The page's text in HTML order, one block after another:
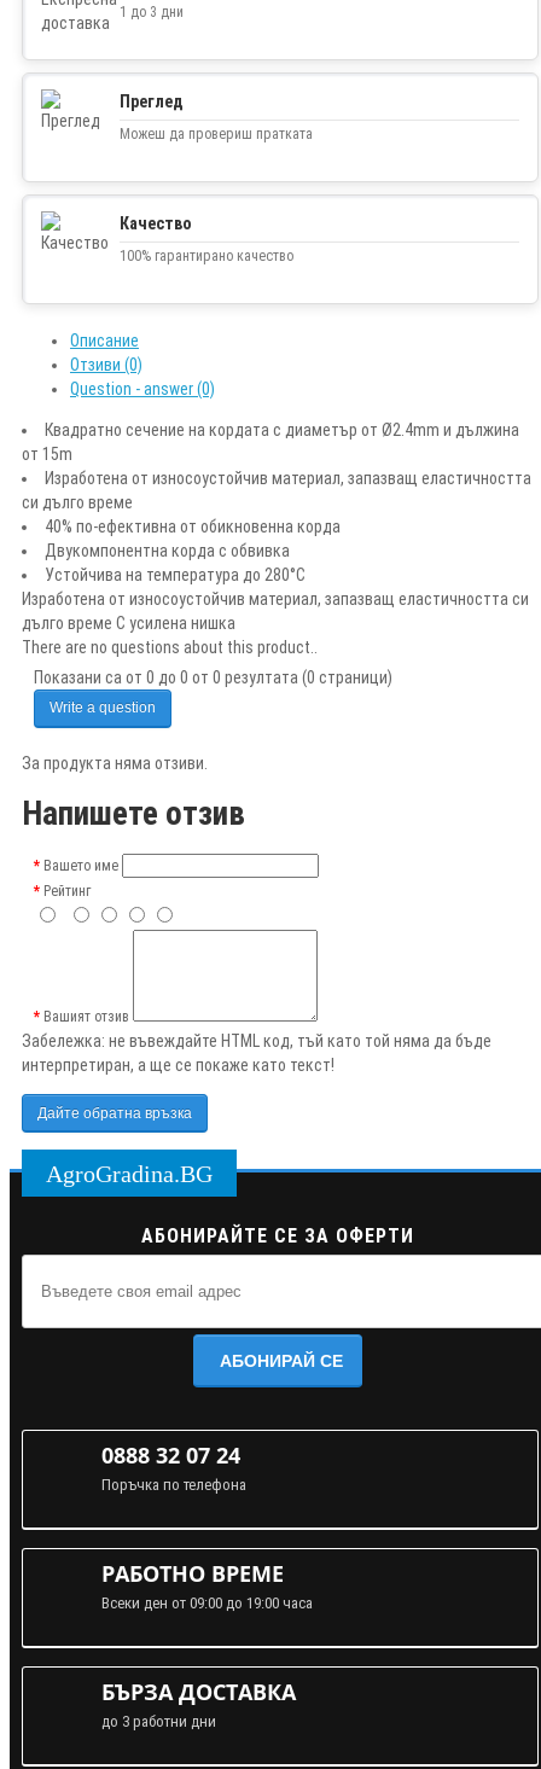
1 до 3 дни
Преглед
Можеш да провериш пратката
Качество
100% гарантирано качество
Описание
Отзиви (0)
Question - answer (0)
Квадратно сечение на кордата с диаметър от Ø2.4mm и дължина
от 15m
Изработена от износоустойчив материал, запазващ еластичността
си дълго време
40% по-ефективна от обикновенна корда
Двукомпонентна корда с обвивка
Устойчива на температура до 280°C
Изработена от износоустойчив материал, запазващ еластичността си
дълго време С усилена нишка
There are no questions about this product..
Показани са от 0 до 0 от 0 резултата (0 страници)
Write a question
За продукта няма отзиви.
Напишете отзив
Вашето име
Рейтинг
Вашият отзив
Забележка: не въвеждайте HTML код, тъй като той няма да бъде
интерпретиран, а ще се покаже като текст!
Дайте обратна връзка
AgroGradina.BG
АБОНИРАЙТЕ СЕ ЗА ОФЕРТИ
АБОНИРАЙ СЕ
0888 32 07 24
Поръчка по телефона
РАБОТНО ВРЕМЕ
Всеки ден от 09:00 до 19:00 часа
БЪРЗА ДОСТАВКА
до 3 работни дни